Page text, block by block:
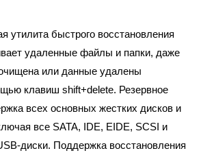
утилита быстрого восстановления
удаленные файлы и папки, даже
или данные удалены
клавиш shift+delete. Резервное
всех основных жестких дисков и
все SATA, IDE, EIDE, SCSI и
диски. Поддержка восстановления